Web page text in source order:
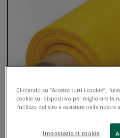
Cliccando su “Accetta tutti i cookie”,
cookie sul dispositivo per migliorare la
l'utilizzo del sito e assistere nelle nostre
Impostazioni cookie